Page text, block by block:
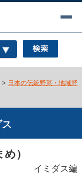
> 日本の伝統野菜・地域野
）
イミダス編